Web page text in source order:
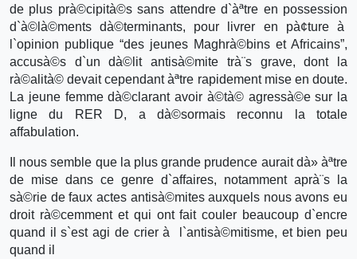
de plus prà©cipità©s sans attendre d`àªtre en possession
d`à©là©ments dà©terminants, pour livrer en pà¢ture à
l`opinion publique “des jeunes Maghrà©bins et Africains”,
accusà©s d`un dà©lit antisà©mite trà¨s grave, dont la
rà©alità© devait cependant àªtre rapidement mise en doute.
La jeune femme dà©clarant avoir à©tà© agressà©e sur la
ligne du RER D, a dà©sormais reconnu la totale
affabulation.
Il nous semble que la plus grande prudence aurait dà» àªtre
de mise dans ce genre d`affaires, notamment aprà¨s la
sà©rie de faux actes antisà©mites auxquels nous avons eu
droit rà©cemment et qui ont fait couler beaucoup d`encre
quand il s`est agi de crier à l`antisà©mitisme, et bien peu
quand il